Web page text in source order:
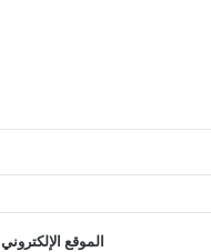
الموقع الإلكتروني